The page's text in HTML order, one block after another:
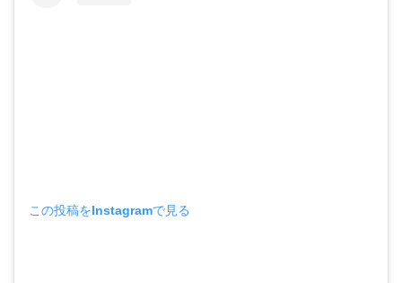
この投稿をInstagramで見る